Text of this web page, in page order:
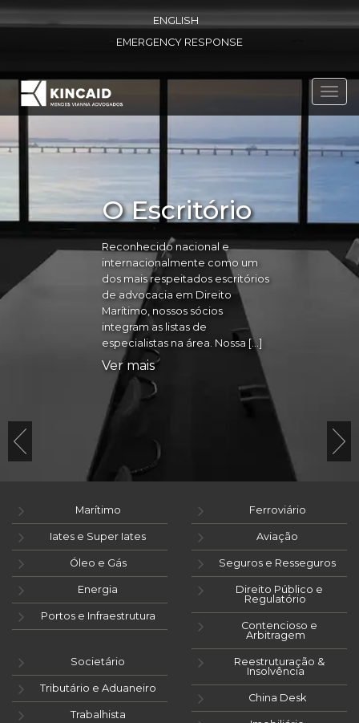
ENGLISH
EMERGENCY RESPONSE
O Escritório
Reconhecido nacional e
internacionalmente como um
dos mais respeitados escritórios
de advocacia em Direito
Marítimo, nossos sócios
integram as listas de
especialistas na área. Nossa […]
Ver mais
Marítimo
Iates e Super Iates
Óleo e Gás
Energia
Portos e Infraestrutura
Ferroviário
Aviação
Seguros e Resseguros
Direito Público e
Regulatório
Contencioso e
Arbitragem
Societário
Tributário e Aduaneiro
Trabalhista
Reestruturação &
Insolvência
China Desk